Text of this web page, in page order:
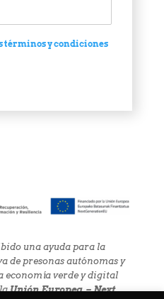
términos y condiciones
una ayuda para la
de presonas autónomas y
economía verde y digital
laUnión Europea – Next